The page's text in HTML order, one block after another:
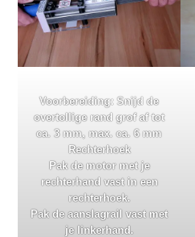
Voorbereiding: Snijd de
overtollige rand grof af tot
ca. 3 mm, max. ca. 6 mm
Rechterhoek
Pak de motor met je
rechterhand vast in een
rechterhoek.
Pak de aanslagrail vast met
je linkerhand.